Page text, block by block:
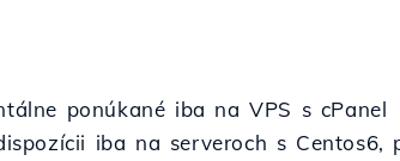
ponúkané iba na VPS s cPanel
iba na serveroch s Centos6,